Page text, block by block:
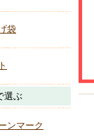
袋
選ぶ
ンマーク